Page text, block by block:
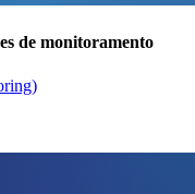
de monitoramento